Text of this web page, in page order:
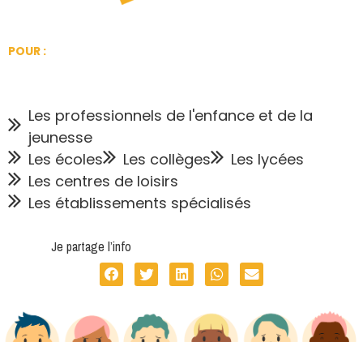
POUR :
Les professionnels de l'enfance et de la
jeunesse
Les écoles
Les collèges
Les lycées
Les centres de loisirs
Les établissements spécialisés
Je partage l’info